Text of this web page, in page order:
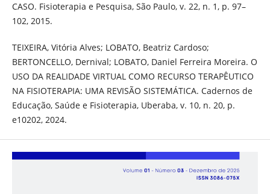
CASO. Fisioterapia e Pesquisa, São Paulo, v. 22, n. 1, p. 97–
102, 2015.
TEIXEIRA, Vitória Alves; LOBATO, Beatriz Cardoso;
BERTONCELLO, Dernival; LOBATO, Daniel Ferreira Moreira. O
USO DA REALIDADE VIRTUAL COMO RECURSO TERAPÊUTICO
NA FISIOTERAPIA: UMA REVISÃO SISTEMÁTICA. Cadernos de
Educação, Saúde e Fisioterapia, Uberaba, v. 10, n. 20, p.
e10202, 2024.